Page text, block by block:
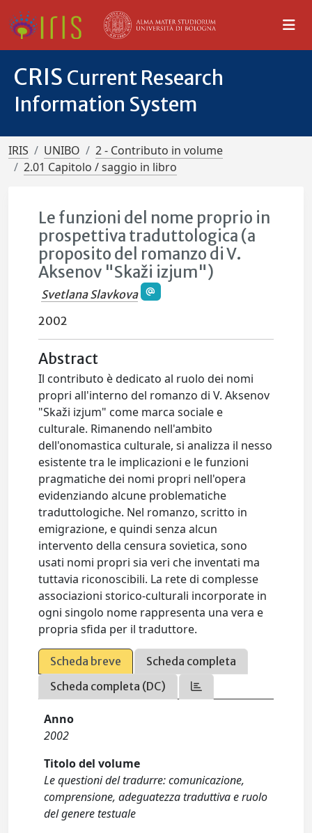
CRIS Current Research
Information System
IRIS UNIBO
2 - Contributo in volume
2.01 Capitolo / saggio in libro
Le funzioni del nome proprio in
prospettiva traduttologica (a
proposito del romanzo di V.
Aksenov "Skaži izjum")
Svetlana Slavkova
2002
Abstract
Il contributo è dedicato al ruolo dei nomi
propri all'interno del romanzo di V. Aksenov
"Skaži izjum" come marca sociale e
culturale. Rimanendo nell'ambito
dell'onomastica culturale, si analizza il nesso
esistente tra le implicazioni e le funzioni
pragmatiche dei nomi propri nell'opera
evidenziando alcune problematiche
traduttologiche. Nel romanzo, scritto in
emigrazione, e quindi senza alcun
intervento della censura sovietica, sono
usati nomi propri sia veri che inventati ma
tuttavia riconoscibili. La rete di complesse
associazioni storico-culturali incorporate in
ogni singolo nome rappresenta una vera e
propria sfida per il traduttore.
Scheda breve
Scheda completa
Scheda completa (DC)
Anno
2002
Titolo del volume
Le questioni del tradurre: comunicazione,
comprensione, adeguatezza traduttiva e ruolo
del genere testuale